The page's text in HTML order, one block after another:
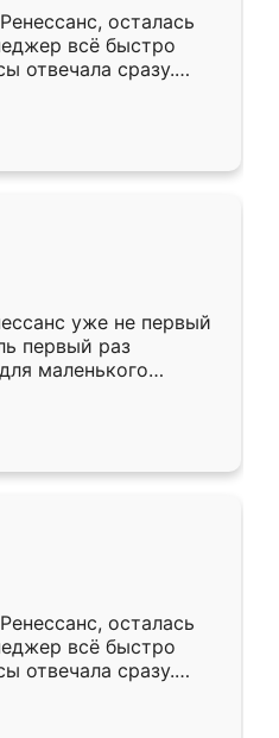
осталась
всё быстро
отвечала сразу.
подошёл к
Собрали
аккуратно, даже
уже не первый
первый раз
маленького
,во второй раз
качеству очень
быстрая,
разнообразный.
то потребуется из
только здесь.
осталась
всё быстро
отвечала сразу.
подошёл к
Собрали